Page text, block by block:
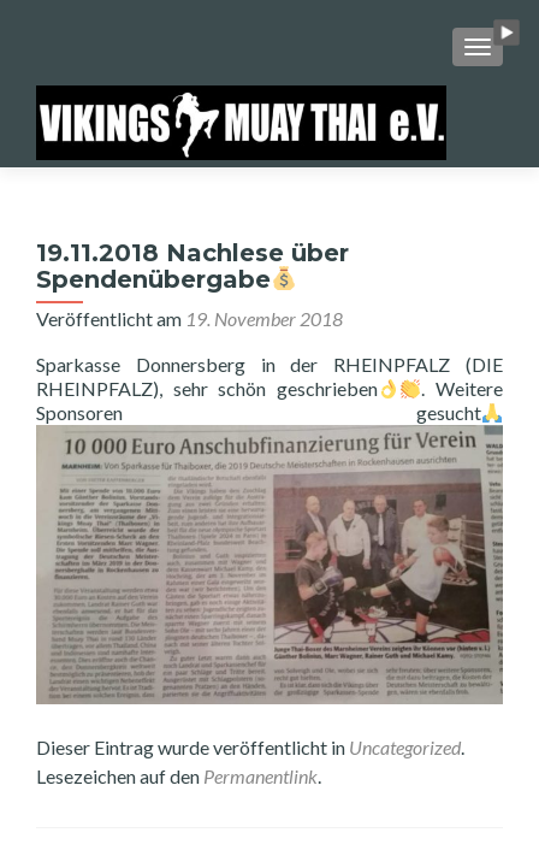
19.11.2018 Nachlese über
Spendenübergabe
Veröffentlicht am 19. November 2018
Sparkasse Donnersberg in der RHEINPFALZ (DIE
RHEINPFALZ), sehr schön geschrieben
. Weitere
Sponsoren gesucht
Dieser Eintrag wurde veröffentlicht in Uncategorized.
Lesezeichen auf den Permanentlink.